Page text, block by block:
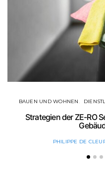
BAUEN UND WOHNEN
Strategien der ZE-RO
PHILIPPE DE